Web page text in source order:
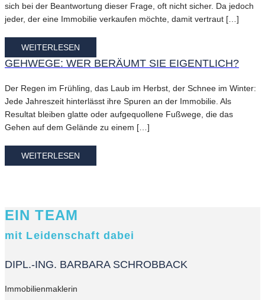
sich bei der Beantwortung dieser Frage, oft nicht sicher. Da jedoch
jeder, der eine Immobilie verkaufen möchte, damit vertraut […]
WEITERLESEN
GEHWEGE: WER BERÄUMT SIE EIGENTLICH?
Der Regen im Frühling, das Laub im Herbst, der Schnee im Winter:
Jede Jahreszeit hinterlässt ihre Spuren an der Immobilie. Als
Resultat bleiben glatte oder aufgequollene Fußwege, die das
Gehen auf dem Gelände zu einem […]
WEITERLESEN
EIN TEAM
mit Leidenschaft dabei
DIPL.-ING. BARBARA SCHROBBACK
Immobilienmaklerin